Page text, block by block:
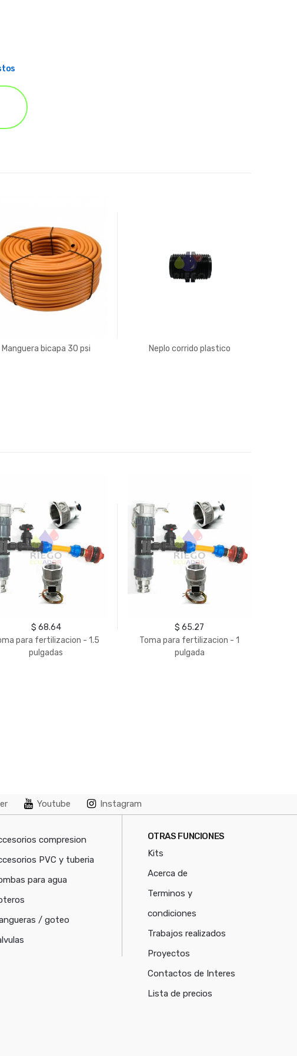
Manguera bicapa 30 psi Neplo corrido plastico
$ 68.64
para fertilizacion - 1.5
pulgadas
$ 65.27
Toma para fertilizacion - 1
pulgada
Youtube Instagram
compresion
PVC y tuberia
para agua
/ goteo
OTRAS FUNCIONES
Kits
Acerca de
Terminos y
condiciones
Trabajos realizados
Proyectos
Contactos de Interes
Lista de precios